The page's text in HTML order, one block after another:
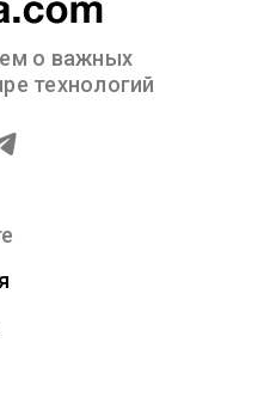
о важных
технологий